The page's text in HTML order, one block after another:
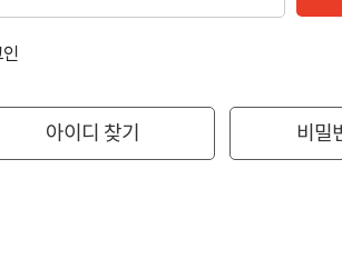
아이디 찾기 비밀